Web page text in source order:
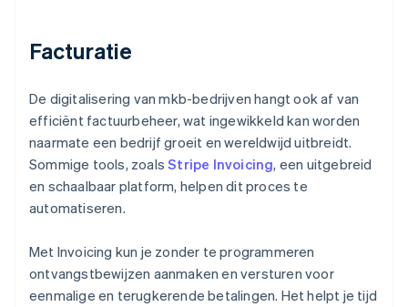
Facturatie
De digitalisering van mkb-bedrijven hangt ook af van
efficiënt factuurbeheer, wat ingewikkeld kan worden
naarmate een bedrijf groeit en wereldwijd uitbreidt.
Sommige tools, zoalsStripe Invoicing, een uitgebreid
en schaalbaar platform, helpen dit proces te
automatiseren.
Met Invoicing kun je zonder te programmeren
ontvangstbewijzen aanmaken en versturen voor
eenmalige en terugkerende betalingen. Het helpt je tijd